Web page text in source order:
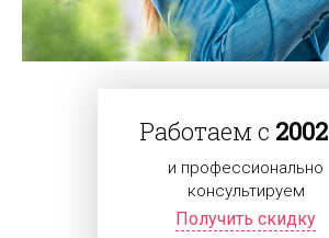
Работаем с 2002
и профессионально
консультируем
Получить скидку